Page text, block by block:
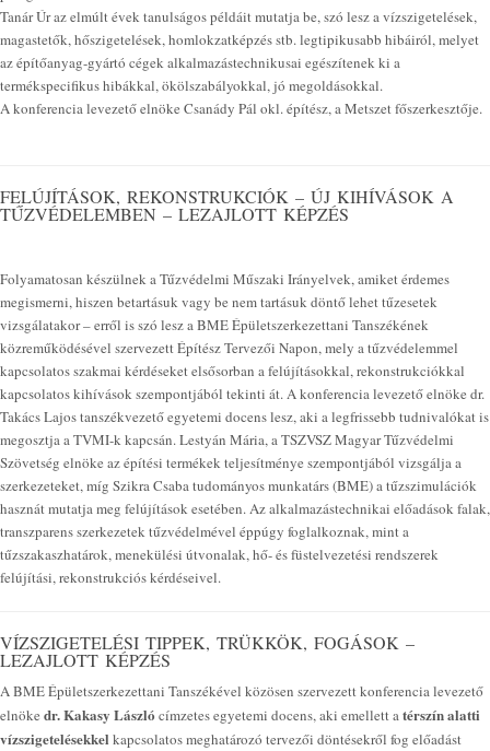
Tanár Úr az elmúlt évek tanulságos példáit mutatja be, szó lesz a vízszigetelések,
magastetők, hőszigetelések, homlokzatképzés stb. legtipikusabb hibáiról, melyet
az építőanyag-gyártó cégek alkalmazástechnikusai egészítenek ki a
termékspecifikus hibákkal, ökölszabályokkal, jó megoldásokkal.
A konferencia levezető elnöke Csanády Pál okl. építész, a Metszet főszerkesztője.
FELÚJÍTÁSOK, REKONSTRUKCIÓK – ÚJ KIHÍVÁSOK A
TŰZVÉDELEMBEN – LEZAJLOTT KÉPZÉS
Folyamatosan készülnek a Tűzvédelmi Műszaki Irányelvek, amiket érdemes
megismerni, hiszen betartásuk vagy be nem tartásuk döntő lehet tűzesetek
vizsgálatakor – erről is szó lesz a BME Épületszerkezettani Tanszékének
közreműködésével szervezett Építész Tervezői Napon, mely a tűzvédelemmel
kapcsolatos szakmai kérdéseket elsősorban a felújításokkal, rekonstrukciókkal
kapcsolatos kihívások szempontjából tekinti át. A konferencia levezető elnöke dr.
Takács Lajos tanszékvezető egyetemi docens lesz, aki a legfrissebb tudnivalókat is
megosztja a TVMI-k kapcsán. Lestyán Mária, a TSZVSZ Magyar Tűzvédelmi
Szövetség elnöke az építési termékek teljesítménye szempontjából vizsgálja a
szerkezeteket, míg Szikra Csaba tudományos munkatárs (BME) a tűzszimulációk
hasznát mutatja meg felújítások esetében. Az alkalmazástechnikai előadások falak,
transzparens szerkezetek tűzvédelmével éppúgy foglalkoznak, mint a
tűzszakaszhatárok, menekülési útvonalak, hő- és füstelvezetési rendszerek
felújítási, rekonstrukciós kérdéseivel.
VÍZSZIGETELÉSI TIPPEK, TRÜKKÖK, FOGÁSOK –
LEZAJLOTT KÉPZÉS
A BME Épületszerkezettani Tanszékével közösen szervezett konferencia levezető
elnöke dr. Kakasy László címzetes egyetemi docens, aki emellett atérszín alatti
vízszigetelésekkel kapcsolatos meghatározó tervezői döntésekről fog előadást